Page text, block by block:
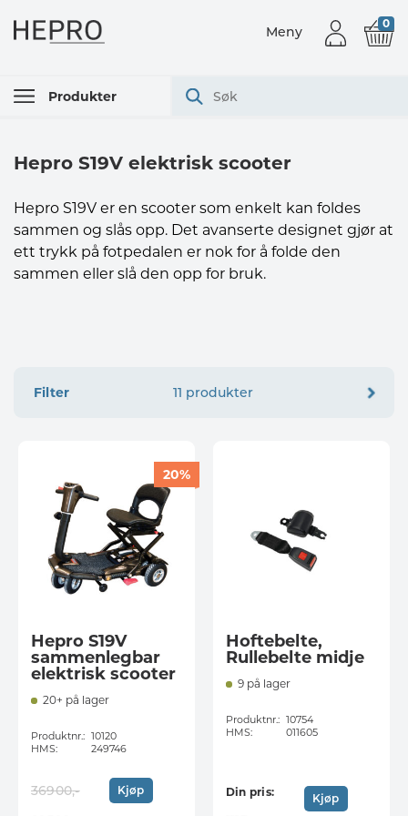
Produkter
Meny
0
Hepro S19V elektrisk scooter
Hepro S19V er en scooter som enkelt kan foldes
sammen og slås opp. Det avanserte designet gjør at
ett trykk på fotpedalen er nok for å folde den
sammen eller slå den opp for bruk.
Filter 11 produkter
20%
Hepro S19V
sammenlegbar
elektrisk scooter
20+ på lager
Produktnr.: 10120
HMS:
249746
36900,-
O
p
N
å
Kjøp
Hoftebelte,
Rullebelte midje
9 på lager
Produktnr.: 10754
HMS:
011605
Din pris: Kjøp